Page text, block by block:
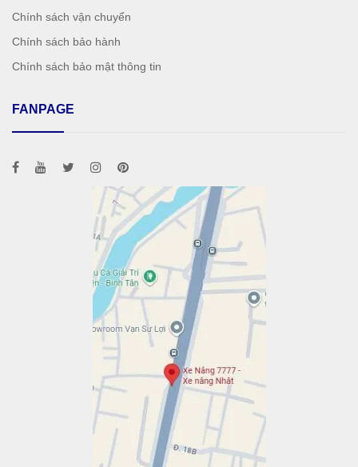
Chính sách vận chuyển
Chính sách bảo hành
Chính sách bảo mật thông tin
FANPAGE